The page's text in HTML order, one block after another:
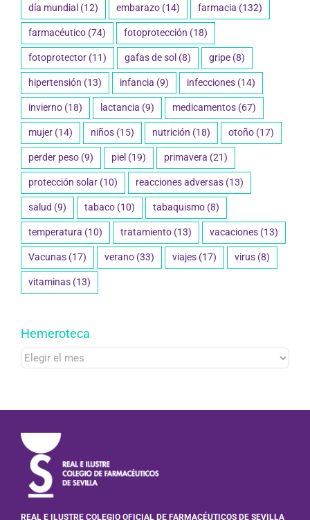
día mundial (12) embarazo (14) farmacia (132)
farmacéutico (74) fotoprotección (18)
fotoprotector (11) gafas de sol (8) gripe (8)
hipertensión (13) infancia (9) infecciones (14)
invierno (18) lactancia (9) medicamentos (67)
mujer (14) niños (15) nutrición (18) otoño (17)
perder peso (9) piel (19) primavera (21)
protección solar (10) reacciones adversas (13)
salud (9) tabaco (10) tabaquismo (8)
temperatura (10) tratamiento (13) vacaciones (13)
Vacunas (17) verano (33) viajes (17) virus (8)
vitaminas (13)
Hemeroteca
Hemeroteca
REAL E ILUSTRE COLEGIO OFICIAL DE FARMACÉUTICOS DE SEVILLA